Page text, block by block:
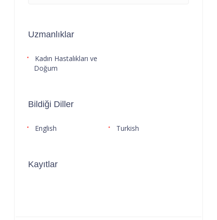
Uzmanlıklar
Kadın Hastalıkları ve
Doğum
Bildiği Diller
English Turkish
Kayıtlar